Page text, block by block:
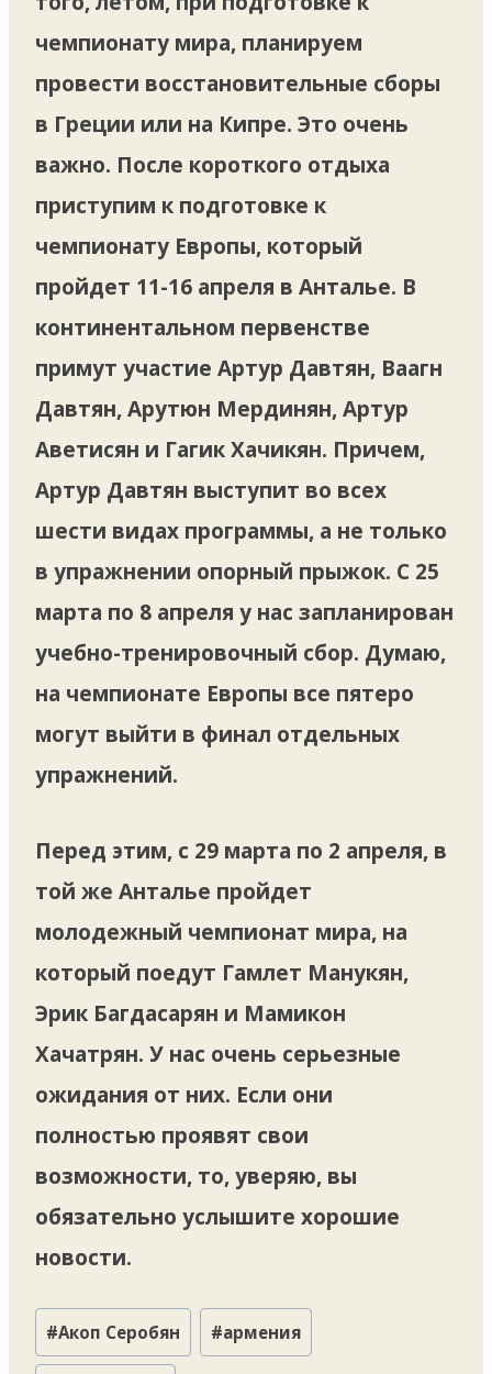
чемпионату мира, планируем
провести восстановительные сборы
в Греции или на Кипре. Это очень
важно. После короткого отдыха
приступим к подготовке к
чемпионату Европы, который
пройдет 11-16 апреля в Анталье. В
континентальном первенстве
примут участие Артур Давтян, Ваагн
Давтян, Арутюн Мердинян, Артур
Аветисян и Гагик Хачикян. Причем,
Артур Давтян выступит во всех
шести видах программы, а не только
в упражнении опорный прыжок. С 25
марта по 8 апреля у нас запланирован
учебно-тренировочный сбор. Думаю,
на чемпионате Европы все пятеро
могут выйти в финал отдельных
упражнений.
Перед этим, с 29 марта по 2 апреля, в
той же Анталье пройдет
молодежный чемпионат мира, на
который поедут Гамлет Манукян,
Эрик Багдасарян и Мамикон
Хачатрян. У нас очень серьезные
ожидания от них. Если они
полностью проявят свои
возможности, то, уверяю, вы
обязательно услышите хорошие
новости.
Метки
записи:
#Акоп Серобян #армения